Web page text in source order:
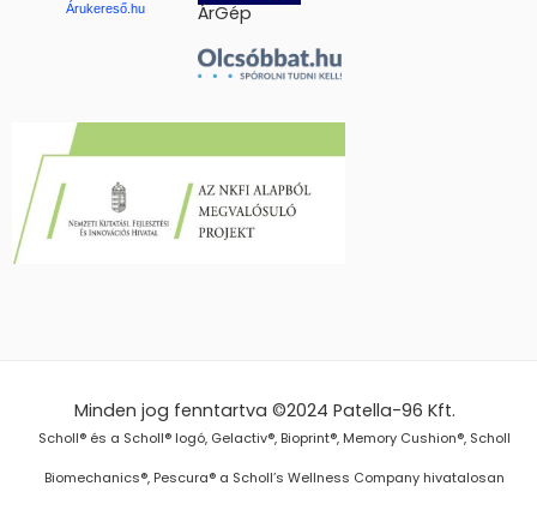
Árukereső.hu ÁrGép
Minden jog fenntartva ©2024Patella-96 Kft.
Scholl® és a Scholl® logó, Gelactiv®, Bioprint®, Memory Cushion®, Scholl
Biomechanics®, Pescura® a Scholl’s Wellness Company hivatalosan